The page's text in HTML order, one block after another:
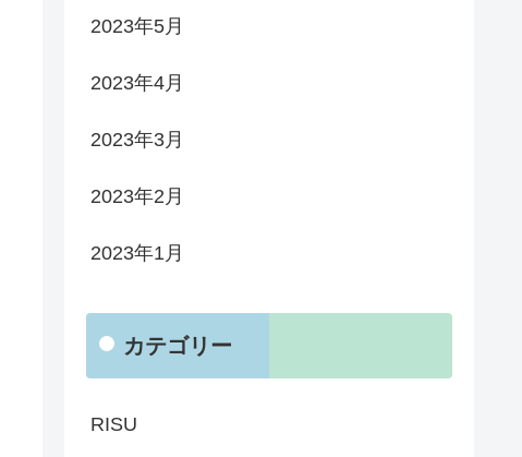
2023年5月
2023年4月
2023年3月
2023年2月
2023年1月
カテゴリー
RISU